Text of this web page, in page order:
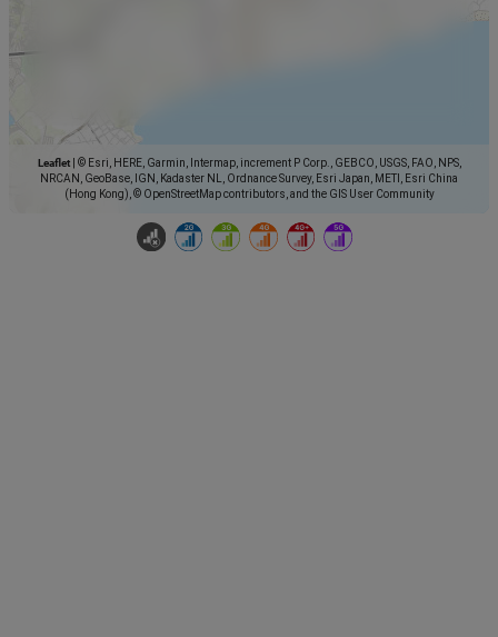
Leaflet
© Esri, HERE, Garmin, Intermap, increment P Corp., GEBCO, USGS, FAO, NPS,
NRCAN, GeoBase, IGN, Kadaster NL, Ordnance Survey, Esri Japan, METI, Esri China
(Hong Kong), © OpenStreetMap contributors, and the GIS User Community